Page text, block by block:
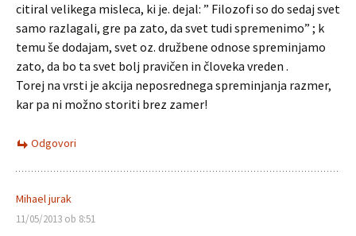
citiral velikega misleca, ki je. dejal: ” Filozofi so do sedaj svet
samo razlagali, gre pa zato, da svet tudi spremenimo” ; k
temu še dodajam, svet oz. družbene odnose spreminjamo
zato, da bo ta svet bolj pravičen in človeka vreden .
Torej na vrsti je akcija neposrednega spreminjanja razmer,
kar pa ni možno storiti brez zamer!
Odgovori
Mihael jurak
11/05/2013 ob 8:51